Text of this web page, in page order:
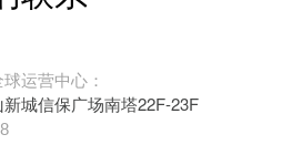
运营中心：
城信保广场南塔22F-23F